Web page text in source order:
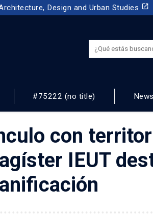
Design and Urban Studies launch
#75222 (no title)
con
IEUT